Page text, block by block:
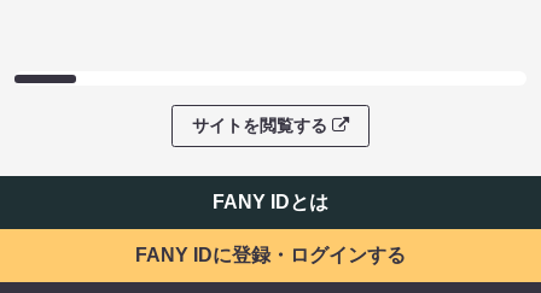
サイトを閲覧する
FANY IDとは
FANY IDに登録・ログインする